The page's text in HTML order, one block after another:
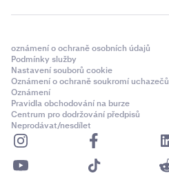
oznámení o ochraně osobních údajů
Podmínky služby
Nastavení souborů cookie
Oznámení o ochraně soukromí uchazečů
Oznámení
Pravidla obchodování na burze
Centrum pro dodržování předpisů
Neprodávat/nesdílet